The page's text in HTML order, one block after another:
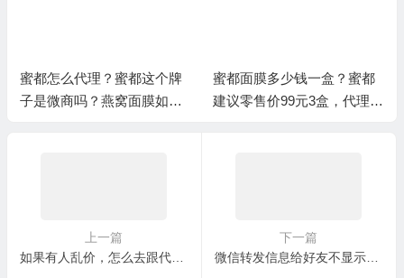
蜜都怎么代理？蜜都这个牌
子是微商吗？燕窝面膜如何
蜜都面膜多少钱一盒？蜜都
建议零售价99元3盒，代理批
上一篇
如果有人乱价，怎么去跟代理分析呢？
下一篇
微信转发信息给好友不显示最近联系人，微信最近联系人空白